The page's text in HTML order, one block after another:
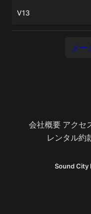
V13
メー
Sound City
会社概要 アクセ
レンタル約